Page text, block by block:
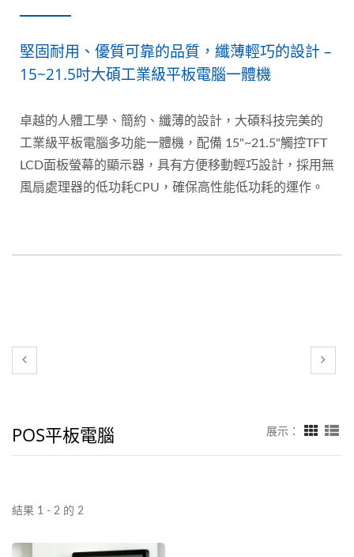
堅固耐用、優質可靠的品質，纖薄輕巧的設計 –
15~21.5吋大碩工業級平板電腦一體機
卓越的人體工學、簡約、纖薄的設計，大碩科技完美的
工業級平板電腦多功能一體機，配備 15"~21.5"觸控TFT
LCD面板螢幕的顯示器，具有方便移動輕巧設計，採用無
風扇處理器的低功耗CPU，確保高性能低功耗的運作。
POS平板電腦 展示：
結果 1 - 2 的 2